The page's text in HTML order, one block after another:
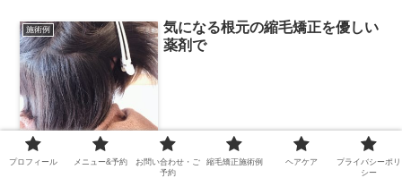
施術例
気になる根元の縮毛矯正を優しい
薬剤で
内側の生え癖と髪の毛の癖でボリュームが出てしまう所にも 酸性の
プロフィール メニュー&予約
お問い合わせ・ご
予約
縮毛矯正施術例 ヘアケア
プライバシーポリ
シー